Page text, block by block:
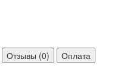
Отзывы (0)
Оплата